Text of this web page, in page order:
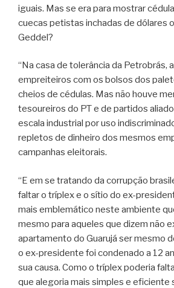
iguais. Mas se era para mostrar
cuecas petistas inchadas de dólares
Geddel?
“Na casa de tolerância da Petrobrás,
empreiteiros com os bolsos dos
cheios de cédulas. Mas não houve
tesoureiros do PT e de partidos
escala industrial por uso
repletos de dinheiro dos mesmos
campanhas eleitorais.
“E em se tratando da corrupção
faltar o tríplex e o sítio do ex-
mais emblemático neste ambiente
mesmo para aqueles que dizem não
apartamento do Guarujá ser mesmo
o ex-presidente foi condenado a 12
sua causa. Como o tríplex poderia
que alegoria mais simples e eficiente